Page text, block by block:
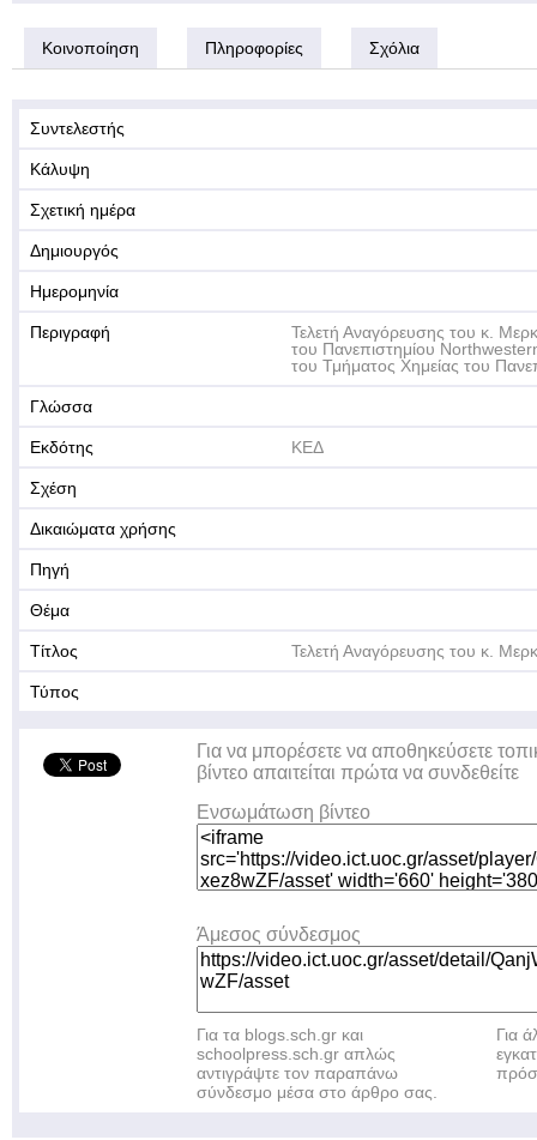
Κοινοποίηση Πληροφορίες Σχόλια
Συντελεστής
Κάλυψη
Σχετική ημέρα
Δημιουργός
Ημερομηνία
Περιγραφή
Τελετή Αναγόρευσης του κ.
του Πανεπιστημίου
του Τμήματος Χημείας του
Γλώσσα
Εκδότης ΚΕΔ
Σχέση
Δικαιώματα χρήσης
Πηγή
Θέμα
Τίτλος Τελετή Αναγόρευσης του κ.
Τύπος
Για να μπορέσετε να αποθηκεύσετε
βίντεο απαιτείται πρώτα να συνδεθείτε
Ενσωμάτωση βίντεο
Άμεσος σύνδεσμος
Για τα blogs.sch.gr και
schoolpress.sch.gr απλώς
αντιγράψτε τον παραπάνω
σύνδεσμο μέσα στο άρθρο σας.
Για